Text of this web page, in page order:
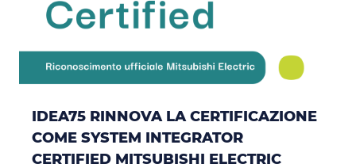
IDEA75 RINNOVA LA CERTIFICAZIONE
COME SYSTEM INTEGRATOR
CERTIFIED MITSUBISHI ELECTRIC